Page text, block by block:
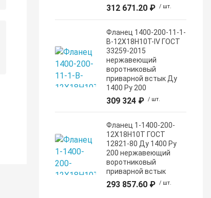
312 671.20 ₽ / шт.
Фланец 1400-200-11-1-
B-12Х18Н10Т-IV ГОСТ
33259-2015
нержавеющий
воротниковый
приварной встык Ду
1400 Ру 200
309 324 ₽ / шт.
Фланец 1-1400-200-
12Х18Н10Т ГОСТ
12821-80 Ду 1400 Ру
200 нержавеющий
воротниковый
приварной встык
293 857.60 ₽ / шт.